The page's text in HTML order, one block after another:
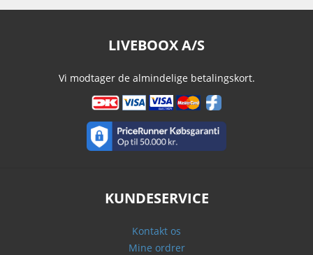
LIVEBOOX A/S
Vi modtager de almindelige betalingskort.
KUNDESERVICE
Kontakt os
Mine ordrer